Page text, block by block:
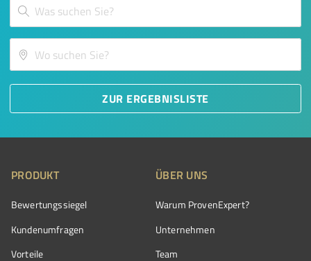
ZUR ERGEBNISLISTE
PRODUKT
Bewertungssiegel
Kundenumfragen
Vorteile
ÜBER UNS
Warum ProvenExpert?
Unternehmen
Team